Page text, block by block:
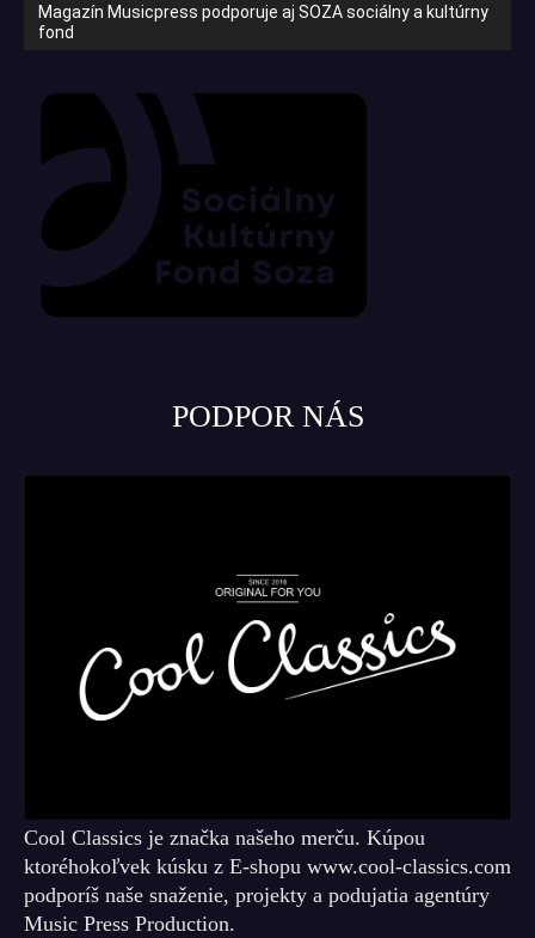
Magazín Musicpress podporuje aj SOZA sociálny a kultúrny
fond
PODPOR NÁS
Cool Classics je značka našeho merču. Kúpou
ktoréhokoľvek kúsku z E-shopu www.cool-classics.com
podporíš naše snaženie, projekty a podujatia agentúry
Music Press Production.